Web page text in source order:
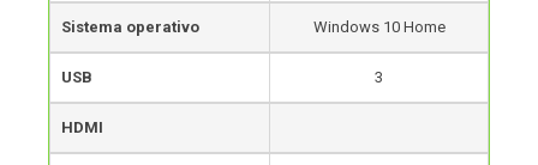
Sistema operativo Windows 10 Home
USB 3
HDMI